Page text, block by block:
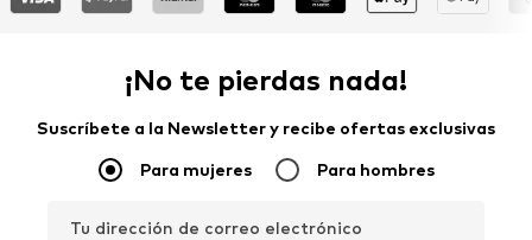
¡No te pierdas nada!
Suscríbete a la Newsletter y recibe ofertas exclusivas
Para mujeres Para hombres
Tu dirección de correo electrónico